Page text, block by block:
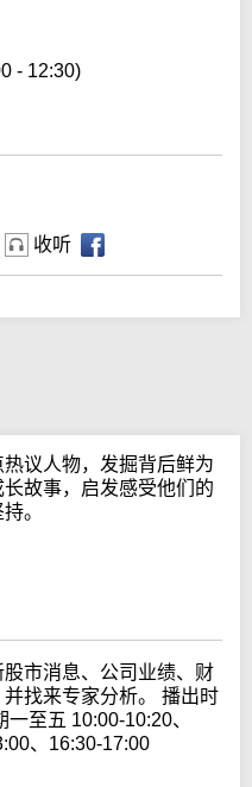
- 12:30)
收听
议人物，发掘背后鲜为
长故事，启发感受他们的
。
股市消息、公司业绩、财
并找来专家分析。 播出时
一至五 10:00-10:20、
、16:30-17:00